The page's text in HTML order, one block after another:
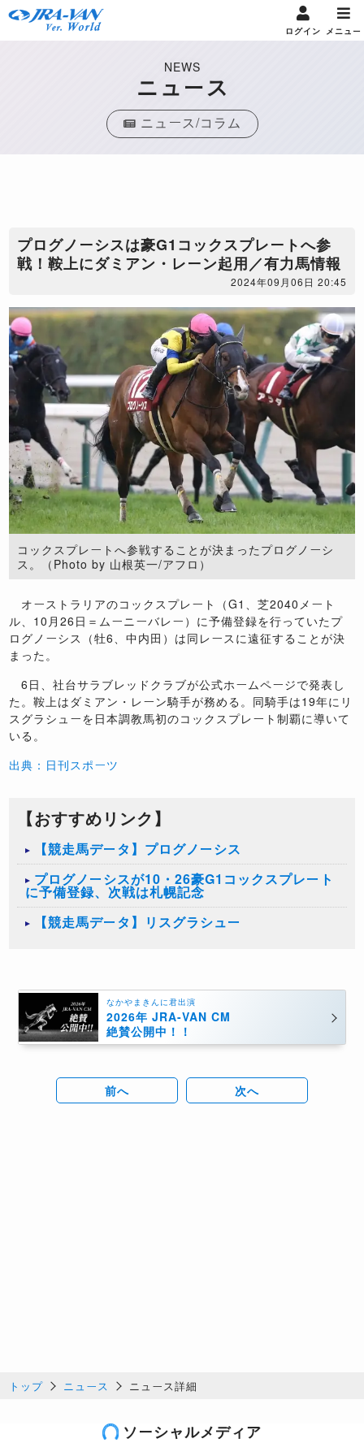
ログイン メニュー
NEWS
ニュース
ニュース/コラム
プログノーシスは豪G1コックスプレートへ参
戦！鞍上にダミアン・レーン起用／有力馬情報
2024年09月06日 20:45
コックスプレートへ参戦することが決まったプログノーシ
ス。（Photo by 山根英一/アフロ）
オーストラリアのコックスプレート（G1、芝2040メート
ル、10月26日＝ムーニーバレー）に予備登録を行っていたプ
ログノーシス（牡6、中内田）は同レースに遠征することが決
まった。
6日、社台サラブレッドクラブが公式ホームページで発表し
た。鞍上はダミアン・レーン騎手が務める。同騎手は19年にリ
スグラシューを日本調教馬初のコックスプレート制覇に導いて
いる。
出典：日刊スポーツ
【おすすめリンク】
【競走馬データ】プログノーシス
プログノーシスが10・26豪G1コックスプレート
に予備登録、次戦は札幌記念
【競走馬データ】リスグラシュー
なかやまきんに君出演
2026年 JRA-VAN CM
絶賛公開中！！
前へ 次へ
トップ ニュース ニュース詳細
ソーシャルメディア